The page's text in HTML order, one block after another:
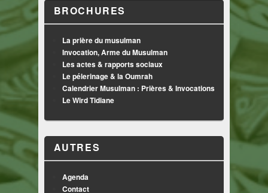
BROCHURES
La prière du musulman
Invocation, Arme du Musulman
Les actes & rapports sociaux
Le pélerinage & la Oumrah
Calendrier Musulman : Prières & Invocations
Le Wird Tidiane
AUTRES
Agenda
Contact